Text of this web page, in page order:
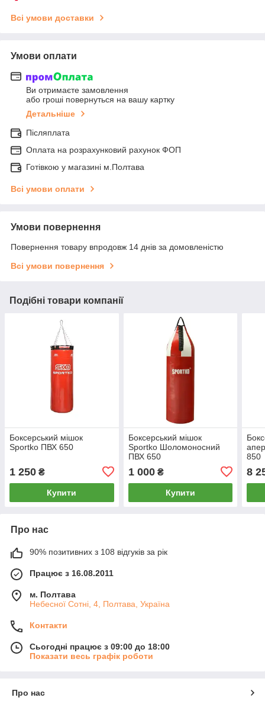
Всі умови доставки
Умови оплати
Ви отримаєте замовлення
або гроші повернуться на вашу картку
Детальніше
Післяплата
Оплата на розрахунковий рахунок ФОП
Готівкою у магазині м.Полтава
Всі умови оплати
Умови повернення
Повернення товару впродовж 14 днів за домовленістю
Всі умови повернення
Подібні товари компанії
Боксерський мішок
Sportko ПВХ 650
1 250 ₴
Купити
Боксерський мішок
Sportko Шоломоносний
ПВХ 650
1 000₴
Купити
850
8
Про нас
90% позитивних з 108 відгуків за рік
Працює з 16.08.2011
м. Полтава
Небесної Сотні, 4, Полтава, Україна
Контакти
Сьогодні працює з 09:00 до 18:00
Показати весь графік роботи
Про нас